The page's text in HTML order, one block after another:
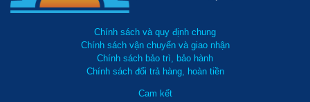
Chính sách và quy định chung
Chính sách vận chuyển và giao nhận
Chính sách bảo trì, bảo hành
Chính sách đổi trả hàng, hoàn tiền
Cam kết